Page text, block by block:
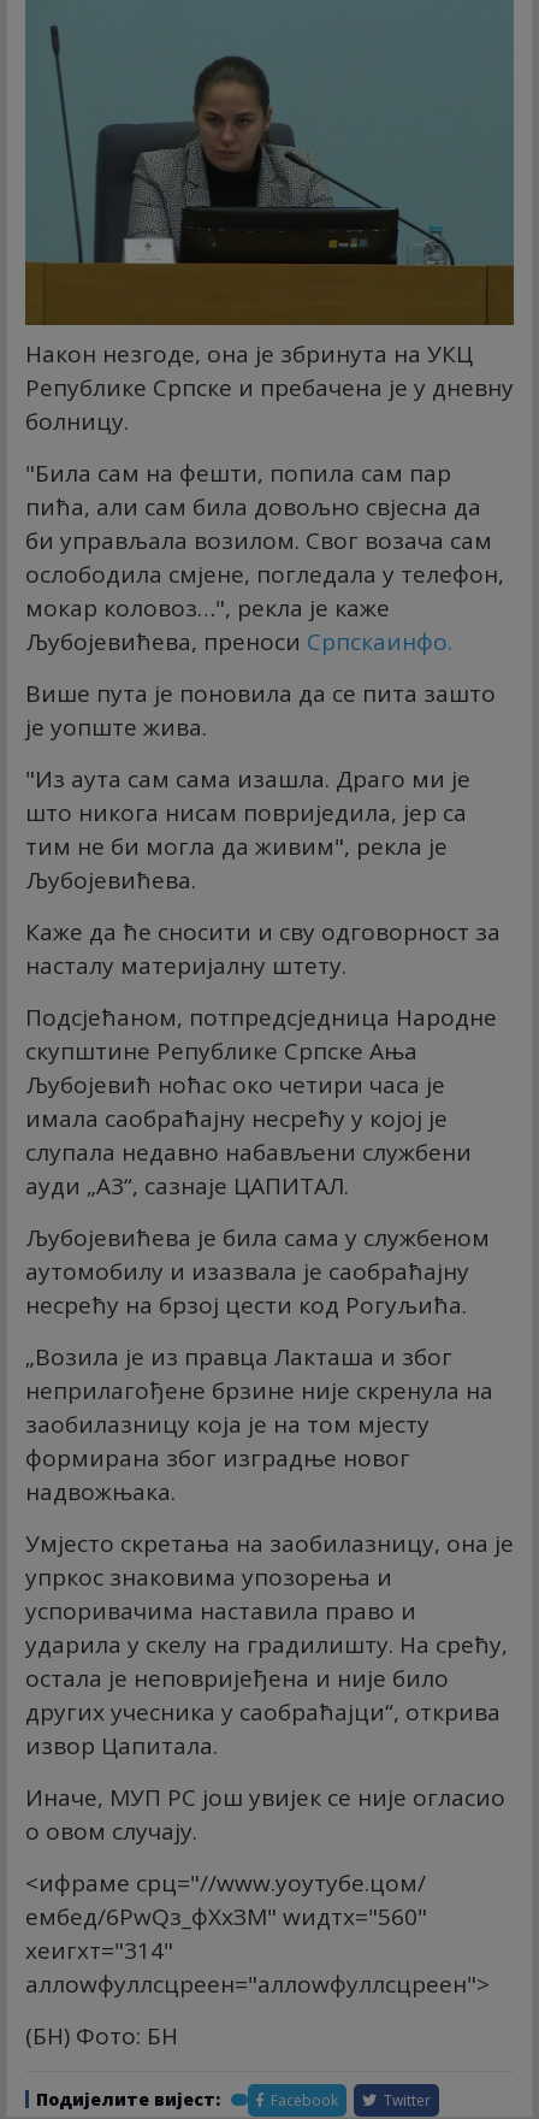
Након незгоде, она је збринута на УКЦ
Републике Српске и пребачена је у дневну
болницу.
"Била сам на фешти, попила сам пар
пића, али сам била довољно свјесна да
би управљала возилом. Свог возача сам
ослободила смјене, погледала у телефон,
мокар коловоз…", рекла је каже
Љубојевићева, преноси Српскаинфо.
Више пута је поновила да се пита зашто
је уопште жива.
"Из аута сам сама изашла. Драго ми је
што никога нисам повриједила, јер са
тим не би могла да живим", рекла је
Љубојевићева.
Каже да ће сносити и сву одговорност за
насталу материјалну штету.
Подсјећаном, потпредсједница Народне
скупштине Републике Српске Ања
Љубојевић ноћас око четири часа је
имала саобраћајну несрећу у којој је
слупала недавно набављени службени
ауди „А3“, сазнаје ЦАПИТАЛ.
Љубојевићева је била сама у службеном
аутомобилу и изазвала је саобраћајну
несрећу на брзој цести код Рогуљића.
„Возила је из правца Лакташа и због
неприлагођене брзине није скренула на
заобилазницу која је на том мјесту
формирана због изградње новог
надвожњака.
Умјесто скретања на заобилазницу, она је
упркос знаковима упозорења и
успоривачима наставила право и
ударила у скелу на градилишту. На срећу,
остала је неповријеђена и није било
других учесника у саобраћајци“, открива
извор Цапитала.
Иначе, МУП РС још увијек се није огласио
о овом случају.
<ифраме срц="//www.yоутубе.цом/
ембед/6РwQз_фXxЗМ" wидтх="560"
хеигхт="314"
аллоwфуллсцреен="аллоwфуллсцреен">
(БН) Фото: БН
Подијелите вијест: Facebook Twitter